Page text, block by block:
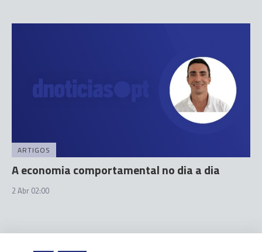
ARTIGOS
A economia comportamental no dia a dia
2 Abr 02:00